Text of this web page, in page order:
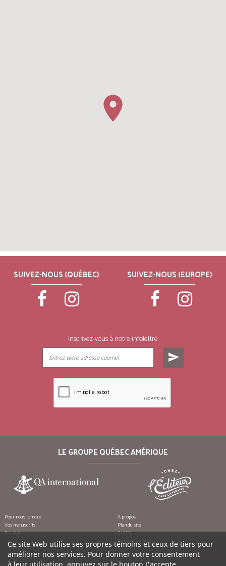
SUIVEZ-NOUS (QUÉBEC) SUIVEZ-NOUS (EUROPE)
Inscrivez-vous à notre infolettre
send
LE GROUPE QUÉBEC AMÉRIQUE
Pour nous joindre
Vos manuscrits
Emplois
À propos
Plan du site
Crédits
Remerciements
Ce site Web utilise ses propres témoins et ceux de tiers pour
améliorer nos services. Pour donner votre consentement